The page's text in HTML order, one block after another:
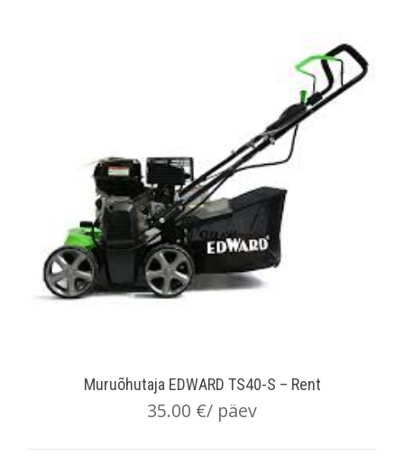
Muruõhutaja EDWARD TS40-S – Rent
35.00 €/ päev